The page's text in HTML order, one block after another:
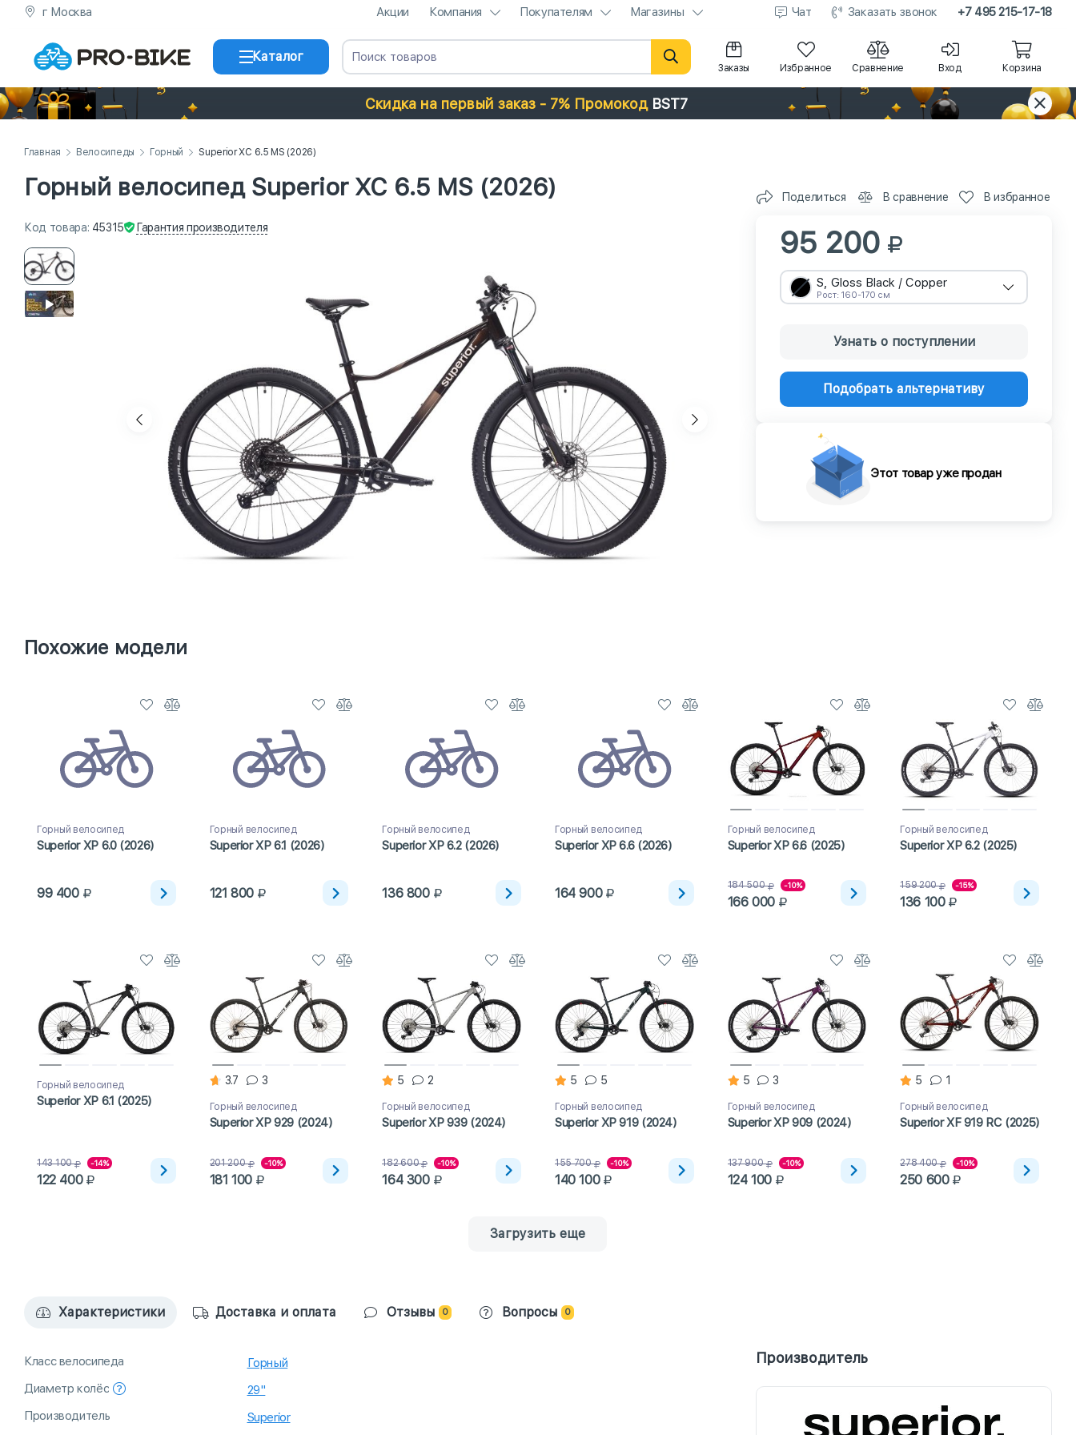
г Москва Акции Компания Покупателям Магазины Чат Заказать звонок +7 495 215-17-18
Каталог
Заказы Избранное Сравнение Вход Корзина
Скидка на первый заказ - 7% Промокод BST7
Главная Велосипеды Горный Superior XC 6.5 MS (2026)
Горный велосипед Superior XC 6.5 MS (2026) Поделиться В сравнение В избранное
Код товара: 45315 Гарантия производителя 95 200
S, Gloss Black / Copper
Рост: 160-170 см
Узнать о поступлении
Подобрать альтернативу
Этот товар уже продан
Похожие модели
Горный велосипед
Superior XP 6.0 (2026)
99 400
Горный велосипед
Superior XP 6.1 (2026)
121 800
Горный велосипед
Superior XP 6.2 (2026)
136 800
Горный велосипед
Superior XP 6.6 (2026)
164 900
Горный велосипед
Superior XP 6.6 (2025)
184 500 -10%
166 000
Горный велосипед
Superior XP 6.2 (2025)
159 200 -15%
136 100
Горный велосипед
Superior XP 6.1 (2025)
143 100 -14%
122 400
3.7 3
Горный велосипед
Superior XP 929 (2024)
201 200 -10%
181 100
5 2
Горный велосипед
Superior XP 939 (2024)
182 600 -10%
164 300
5 5
Горный велосипед
Superior XP 919 (2024)
155 700 -10%
140 100
5 3
Горный велосипед
Superior XP 909 (2024)
137 900 -10%
124 100
5 1
Горный велосипед
Superior XF 919 RC (2025)
278 400 -10%
250 600
Загрузить еще
Характеристики Доставка и оплата Отзывы 0 Вопросы 0
Класс велосипеда
Горный
Диаметр колёс
29"
Производитель
Superior
Производитель